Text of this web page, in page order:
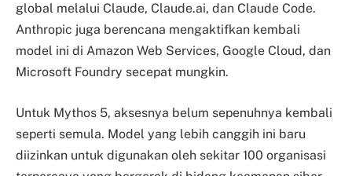
global melalui Claude, Claude.ai, dan Claude Code.
Anthropic juga berencana mengaktifkan kembali
model ini di Amazon Web Services, Google Cloud, dan
Microsoft Foundry secepat mungkin.
Untuk Mythos 5, aksesnya belum sepenuhnya kembali
seperti semula. Model yang lebih canggih ini baru
diizinkan untuk digunakan oleh sekitar 100 organisasi